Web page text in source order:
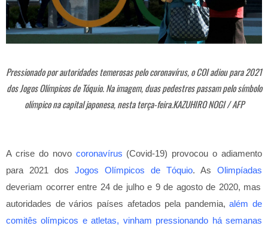
Pressionado por autoridades temerosas pelo coronavírus, o COI adiou para 2021
dos Jogos Olímpicos de Tóquio. Na imagem, duas pedestres passam pelo símbolo
olímpico na capital japonesa, nesta terça-feira.KAZUHIRO NOGI / AFP
A crise do novo coronavírus (Covid-19) provocou o adiamento
para 2021 dos Jogos Olímpicos de Tóquio. As Olimpíadas
deveriam ocorrer entre 24 de julho e 9 de agosto de 2020, mas
autoridades de vários países afetados pela pandemia,além de
comitês olímpicos e atletas, vinham pressionando há semanas